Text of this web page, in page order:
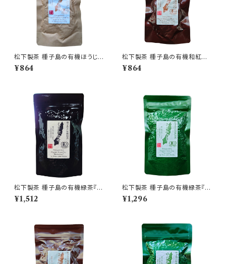
松下製茶 種子島の有機ほうじ
煎茶ティーバッグ 48g(3g×16
袋入り)
¥864
松下製茶 種子島の有機和紅茶
ティーバッグ『やぶきた』 40g(2.
5g×16袋入り)
¥864
松下製茶 種子島の有機緑茶『く
りたわせ』 茶葉(リーフ) 100g
¥1,512
松下製茶 種子島の有機緑茶『さ
えみどり』 茶葉(リーフ) 100g
¥1,296